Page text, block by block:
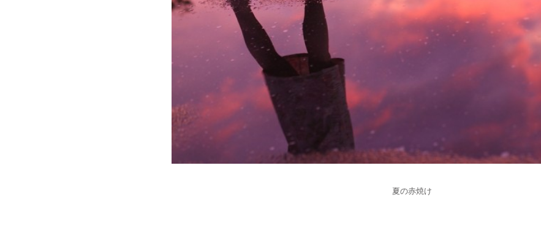
夏の赤焼け